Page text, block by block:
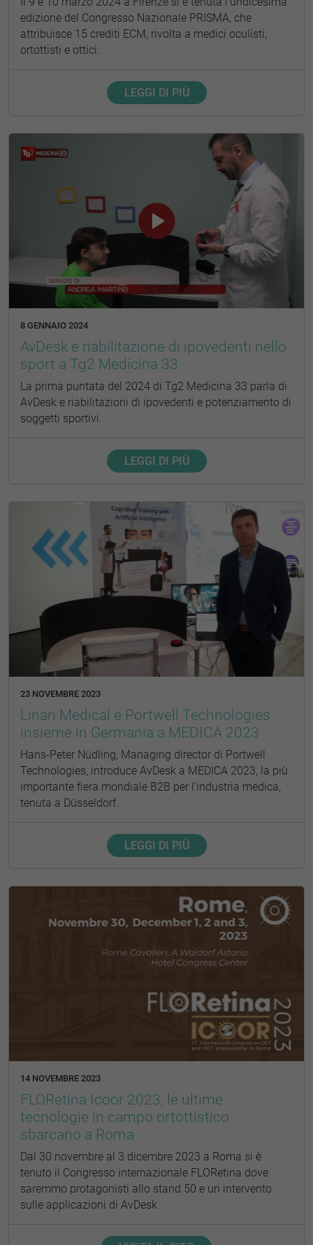
edizione del Congresso Nazionale PRISMA, che
attribuisce 15 crediti ECM, rivolta a medici oculisti,
ortottisti e ottici.
LEGGI DI PIÙ
8 GENNAIO 2024
AvDesk e riabilitazione di ipovedenti nello
sport a Tg2 Medicina 33
La prima puntata del 2024 di Tg2 Medicina 33 parla di
AvDesk e riabilitazioni di ipovedenti e potenziamento di
soggetti sportivi.
LEGGI DI PIÙ
23 NOVEMBRE 2023
Linari Medical e Portwell Technologies
insieme in Germania a MEDICA 2023
Hans-Peter Nüdling, Managing director di Portwell
Technologies, introduce AvDesk a MEDICA 2023, la più
importante fiera mondiale B2B per l'industria medica,
tenuta a Düsseldorf.
LEGGI DI PIÙ
14 NOVEMBRE 2023
FLORetina Icoor 2023, le ultime
tecnologie in campo ortottistico
sbarcano a Roma
Dal 30 novembre al 3 dicembre 2023 a Roma si è
tenuto il Congresso internazionale FLORetina dove
saremmo protagonisti allo stand 50 e un intervento
sulle applicazioni di AvDesk